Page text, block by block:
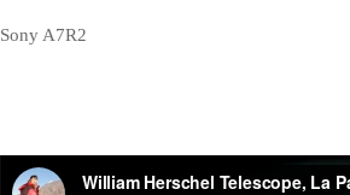
Sony A7R2